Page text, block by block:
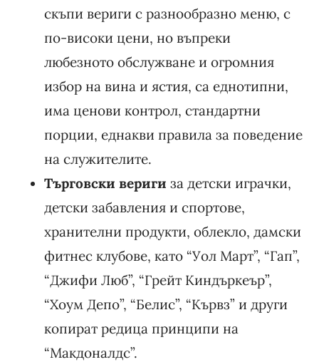
скъпи вериги с разнообразно меню, с
по-високи цени, но въпреки
любезното обслужване и огромния
избор на вина и ястия, са еднотипни,
има ценови контрол, стандартни
порции, еднакви правила за поведение
на служителите.
Търговски вериги за детски играчки,
детски забавления и спортове,
хранителни продукти, облекло, дамски
фитнес клубове, като “Уол Март”, “Гап”,
“Джифи Люб”, “Грейт Киндъркеър”,
“Хоум Депо”, “Белис”, “Кървз” и други
копират редица принципи на
“Макдоналдс”.